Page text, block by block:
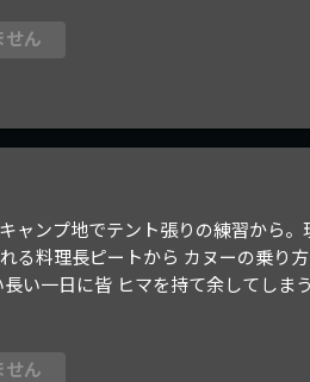
せん
ャンプ地でテント張りの練習から
る料理長ピートから カヌーの乗り
い一日に皆 ヒマを持て余してしまう
せん